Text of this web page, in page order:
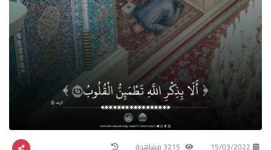
15/03/2022